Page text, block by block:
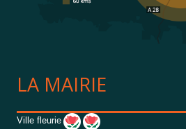
LA MAIRIE
Ville fleurie